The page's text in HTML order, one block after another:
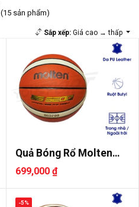
(15 sản phẩm)
Sắp xếp:Giá cao → thấp
Quả Bóng Rổ Molten
B7G3200 S..
699,000 ₫
-5%